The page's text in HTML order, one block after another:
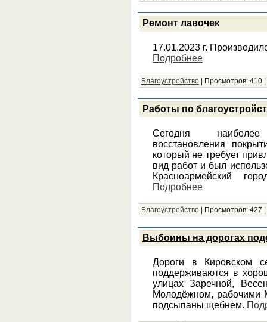
Ремонт лавочек
17.01.2023 г.
Подробнее
Благоустройство| Просмотров: 410|
Работы по
Сегодня
восстановления
который не требует
вид работ и был
Красноармейский
Подробнее
Благоустройство| Просмотров: 427
Выбоины на дорогах
Дороги в Кировском
поддерживаются в
улицах Заречной,
Молодёжном, рабочими
подсыпаны щебнем.